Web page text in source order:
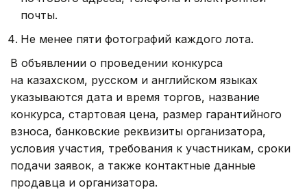
почты.
Не менее пяти фотографий каждого лота.
В объявлении о проведении конкурса
на казахском, русском и английском языках
указываются дата и время торгов, название
конкурса, стартовая цена, размер гарантийного
взноса, банковские реквизиты организатора,
условия участия, требования к участникам, сроки
подачи заявок, а также контактные данные
продавца и организатора.